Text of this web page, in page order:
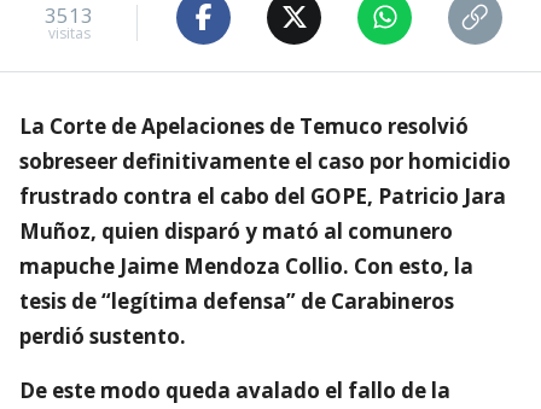
3513
visitas
La Corte de Apelaciones de Temuco resolvió
sobreseer definitivamente el caso por homicidio
frustrado contra el cabo del GOPE, Patricio Jara
Muñoz, quien disparó y mató al comunero
mapuche Jaime Mendoza Collio. Con esto, la
tesis de “legítima defensa” de Carabineros
perdió sustento.
De este modo queda avalado el fallo de la